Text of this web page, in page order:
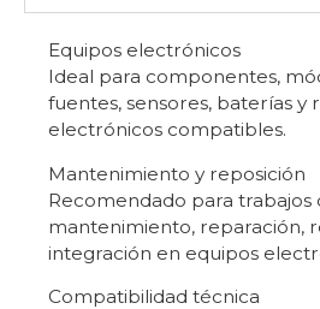
Equipos electrónicos
Ideal para componentes,
fuentes, sensores, baterías y
electrónicos compatibles.
Mantenimiento y reposición
Recomendado para trabajos
mantenimiento, reparación,
integración en equipos
Compatibilidad técnica